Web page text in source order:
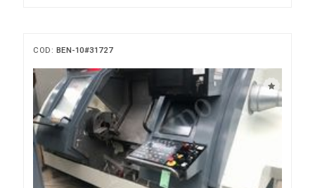
COD: BEN-10#31727